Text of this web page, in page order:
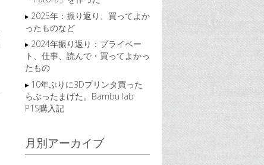
2025年：振り返り、買ってよか
ったものなど
2024年振り返り：プライベー
ト、仕事、読んで・買ってよかっ
たもの
10年ぶりに3Dプリンタ買った
らぶったまげた。Bambu lab
P1S購入記
月別アーカイブ